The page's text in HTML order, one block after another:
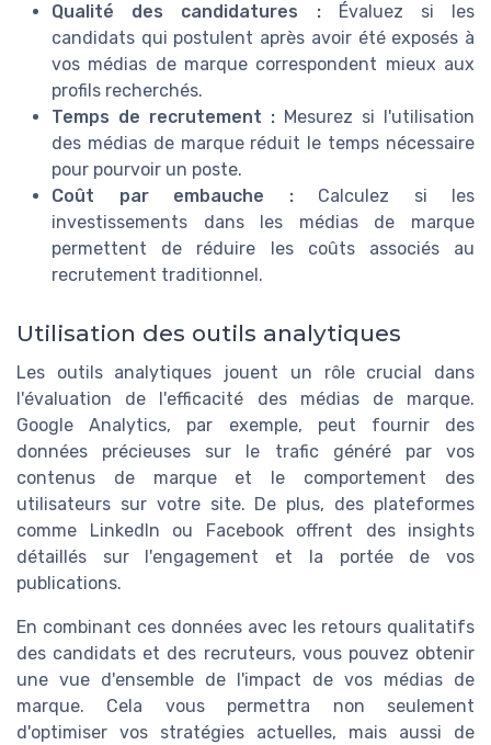
Qualité des candidatures :Évaluez si les
candidats qui postulent après avoir été exposés à
vos médias de marque correspondent mieux aux
profils recherchés.
Temps de recrutement : Mesurez si l'utilisation
des médias de marque réduit le temps nécessaire
pour pourvoir un poste.
Coût par embauche :Calculez si les
investissements dans les médias de marque
permettent de réduire les coûts associés au
recrutement traditionnel.
Utilisation des outils analytiques
Les outils analytiques jouent un rôle crucial dans
l'évaluation de l'efficacité des médias de marque.
Google Analytics, par exemple, peut fournir des
données précieuses sur le trafic généré par vos
contenus de marque et le comportement des
utilisateurs sur votre site. De plus, des plateformes
comme LinkedIn ou Facebook offrent des insights
détaillés sur l'engagement et la portée de vos
publications.
En combinant ces données avec les retours qualitatifs
des candidats et des recruteurs, vous pouvez obtenir
une vue d'ensemble de l'impact de vos médias de
marque. Cela vous permettra non seulement
d'optimiser vos stratégies actuelles, mais aussi de